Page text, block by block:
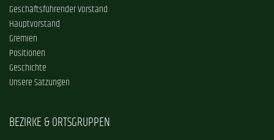
Geschäftsführender Vorstand
Hauptvorstand
Gremien
Positionen
Geschichte
Unsere Satzungen
BEZIRKE & ORTSGRUPPEN